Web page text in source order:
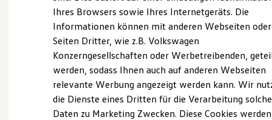
E-Auto-Förderung
Software und Konnektivität
ID. Software Versionen und Updates
Digitale Extras
Schnittstellen zu Ihrem ID.
Hybridautos
Marke und Erlebnis
Volkswagen R und R Experience
R-Modelle
Wie können wir
Ihnen weiterhelfen?
Ihres Browsers sowie Ihres Internetgeräts. Die
Informationen können mit anderen Webseiten oder
Seiten Dritter, wie z.B. Volkswagen
Konzerngesellschaften oder Werbetreibenden,
werden, sodass Ihnen auch auf anderen Webseiten
relevante Werbung angezeigt werden kann. Wir
die Dienste eines Dritten für die Verarbeitung
Daten zu Marketing Zwecken. Diese Cookies